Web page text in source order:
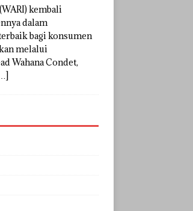
kembali
dalam
bagi konsumen
melalui
Wahana Condet,